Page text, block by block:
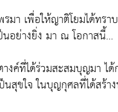
มา เพื่อให้ญาติโยมได้ทร
อย่างยิ่ง มา ณ โอกาสนี้...
งค์ที่ได้ร่วมสะสมบุญมา ไ
นสุขใจ ในบุญกุศลที่ได้สร้